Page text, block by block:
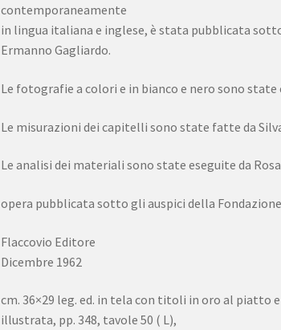
contemporaneamente
in lingua italiana e inglese, è stata pubblicata
Ermanno Gagliardo.
Le fotografie a colori e in bianco e nero sono state
Le misurazioni dei capitelli sono state fatte da
Le analisi dei materiali sono state eseguite da
opera pubblicata sotto gli auspici della
Flaccovio Editore
Dicembre 1962
cm. 36×29 leg. ed. in tela con titoli in oro al piatto
illustrata, pp. 348, tavole 50 ( L),